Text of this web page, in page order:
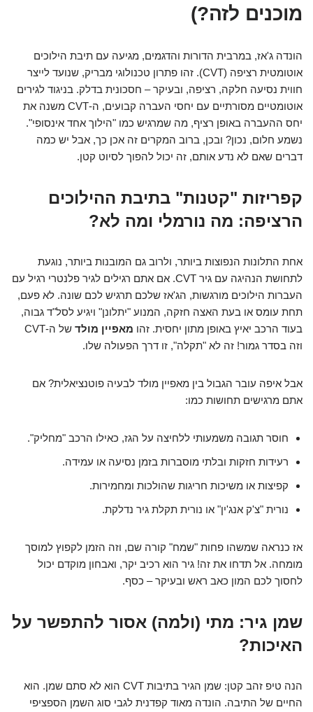
מוכנים לזה?)
הונדה ג'אז, במרבית הדורות והדגמים, מגיעה עם תיבת הילוכים
אוטומטית רציפה (CVT). זהו פתרון טכנולוגי מבריק, שנועד לייצר
חווית נסיעה חלקה, רציפה, ובעיקר – חסכונית בדלק. בניגוד לגירים
אוטומטיים מסורתיים עם יחסי העברה קבועים, ה-CVT משנה את
יחס ההעברה באופן רציף, מה שמרגיש כמו "הילוך אחד אינסופי".
נשמע חלום, נכון? ובכן, ברוב המקרים זה אכן כך, אבל יש כמה
דברים שאם לא נדע אותם, זה יכול להפוך לסיוט קטן.
קפריזות "קטנות" בתיבת ההילוכים
הרציפה: מה נורמלי ומה לא?
אחת התלונות הנפוצות ביותר, ולרוב גם המובנות ביותר, נוגעת
לתחושת הנהיגה עם גיר CVT. אם אתם רגילים לגיר פלנטרי רגיל עם
העברות הילוכים מורגשות, הג'אז שלכם תרגיש לכם שונה. לא פעם,
תחת עומס או בעת האצה חזקה, המנוע "יתלונן" ויגיע לסל"ד גבוה,
בעוד הרכב יאיץ באופן מתון יחסית. זהו מאפיין מולד
של ה-CVT
וזה בסדר גמור! זה לא "תקלה", זו דרך הפעולה שלו.
אבל איפה עובר הגבול בין מאפיין מולד לבעיה פוטנציאלית? אם
אתם מרגישים תחושות כמו:
חוסר תגובה משמעותי ללחיצה על הגז, כאילו הרכב "מחליק".
רעידות חזקות ובלתי מוסברות בזמן נסיעה או עמידה.
קפיצות או משיכות חריגות שהולכות ומחמירות.
נורית "צ'ק אנג'ין" או נורית תקלת גיר נדלקת.
אז כנראה שמשהו פחות "שמח" קורה שם, וזה הזמן לקפוץ למוסך
מומחה. אל תדחו את זה! גיר הוא רכיב יקר, ואבחון מוקדם יכול
לחסוך לכם המון כאב ראש ובעיקר – כסף.
שמן גיר: מתי (ולמה) אסור להתפשר על
האיכות?
הנה טיפ זהב קטן: שמן הגיר בתיבות CVT הוא לא סתם שמן. הוא
החיים של התיבה. הונדה מאוד קפדנית לגבי סוג השמן הספציפי